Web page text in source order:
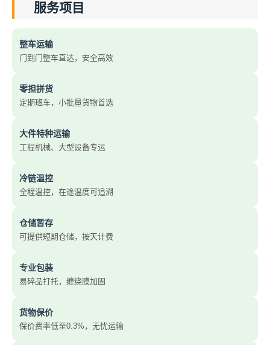
服务项目
整车运输
门到门整车直达，安全高效
零担拼货
定期班车，小批量货物首选
大件特种运输
工程机械、大型设备专运
冷链温控
全程温控，在途温度可追溯
仓储暂存
可提供短期仓储，按天计费
专业包装
易碎品打托，缠绕膜加固
货物保价
保价费率低至0.3%，无忧运输